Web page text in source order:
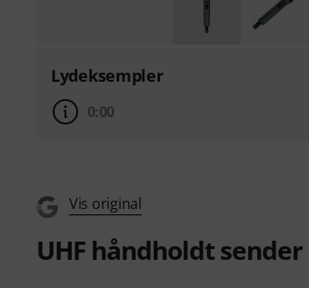
Lydeksempler
0:00
Vis original
UHF håndholdt sender